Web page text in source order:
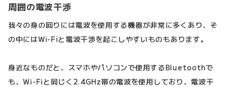
周囲の電波干渉
我々の身の回りには電波を使用する機器が非常に多くあり、そ
の中にはWi-Fiと電波干渉を起こしやすいものもあります。
身近なものだと、スマホやパソコンで使用するBluetoothで
も、Wi-Fiと同じく2.4GHz帯の電波を使用しており、電波干